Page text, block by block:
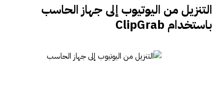
التنزيل من اليوتيوب إلى جهاز الحاسب
باستخدام ClipGrab